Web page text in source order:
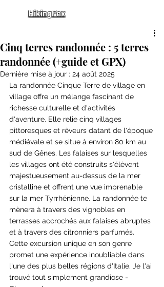
HikingFex
Cinq terres randonnée : 5 terres
randonnée (+guide et GPX)
Dernière mise à jour : 24 août 2025
La randonnée Cinque Terre de village en
village offre un mélange fascinant de
richesse culturelle et d'activités
d'aventure. Elle relie cinq villages
pittoresques et rêveurs datant de l'époque
médiévale et se situe à environ 80 km au
sud de Gênes. Les falaises sur lesquelles
les villages ont été construits s'élèvent
majestueusement au-dessus de la mer
cristalline et offrent une vue imprenable
sur la mer Tyrrhénienne. La randonnée te
mènera à travers des vignobles en
terrasses accrochés aux falaises abruptes
et à travers des citronniers parfumés.
Cette excursion unique en son genre
promet une expérience inoubliable dans
l'une des plus belles régions d'Italie. Je l'ai
trouvé tout simplement grandiose -